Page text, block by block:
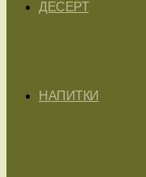
ДЕСЕРТ
НАПИТКИ